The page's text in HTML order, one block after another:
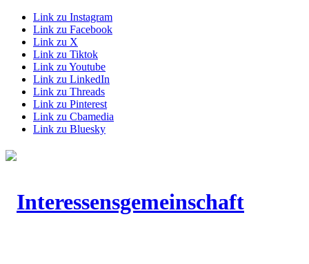
Link zu Instagram
Link zu Facebook
Link zu X
Link zu Tiktok
Link zu Youtube
Link zu LinkedIn
Link zu Threads
Link zu Pinterest
Link zu Cbamedia
Link zu Bluesky